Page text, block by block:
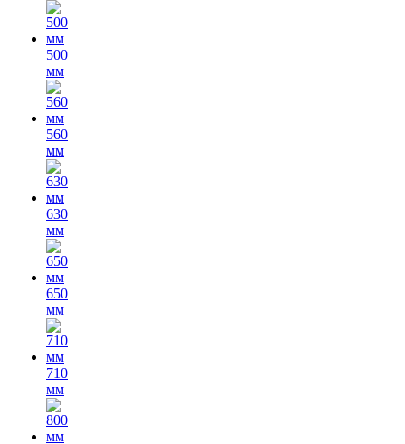
500
мм
560
мм
630
мм
650
мм
710
мм